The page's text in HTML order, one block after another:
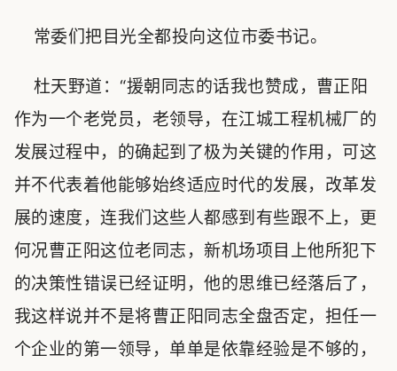
常委们把目光全都投向这位市委书记。
杜天野道：“援朝同志的话我也赞成，曹正阳
作为一个老党员，老领导，在江城工程机械厂的
发展过程中，的确起到了极为关键的作用，可这
并不代表着他能够始终适应时代的发展，改革发
展的速度，连我们这些人都感到有些跟不上，更
何况曹正阳这位老同志，新机场项目上他所犯下
的决策性错误已经证明，他的思维已经落后了，
我这样说并不是将曹正阳同志全盘否定，担任一
个企业的第一领导，单单是依靠经验是不够的，